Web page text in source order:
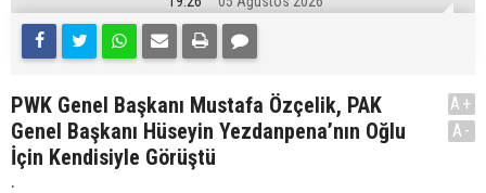
PWK Genel Başkanı Mustafa Özçelik, PAK
Genel Başkanı Hüseyin Yezdanpena’nın Oğlu
İçin Kendisiyle Görüştü
.
A+
A-